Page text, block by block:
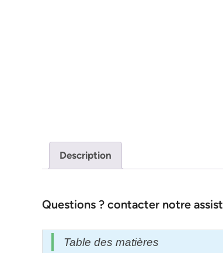
Description
Questions ? contacter notre
Table des matières